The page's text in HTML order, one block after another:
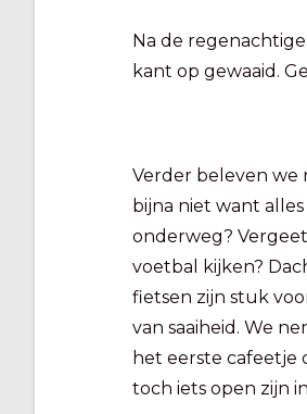
Na de
kant op gewaaid.
Verder beleven we
bijna niet want
onderweg?
voetbal kijken?
fietsen zijn stuk
van saaiheid. We
het eerste cafeetje
toch iets open zijn